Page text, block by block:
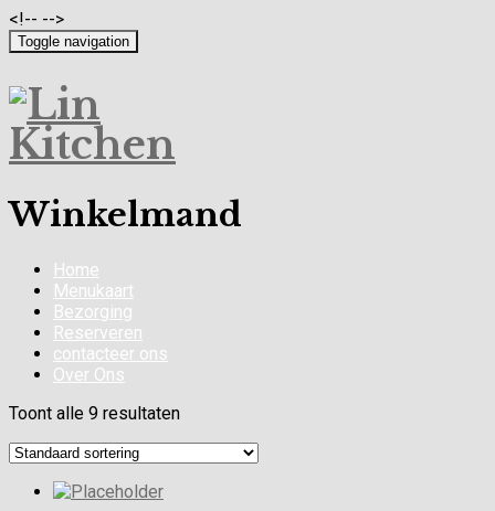
<!-- -->
Toggle navigation
Winkelmand
Home
Menukaart
Bezorging
Reserveren
contacteer ons
Over Ons
Toont alle 9 resultaten